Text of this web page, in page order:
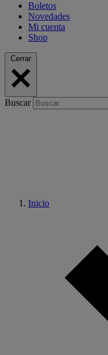
Boletos
Novedades
Mi cuenta
Shop
Cerrar
Buscar
Inicio